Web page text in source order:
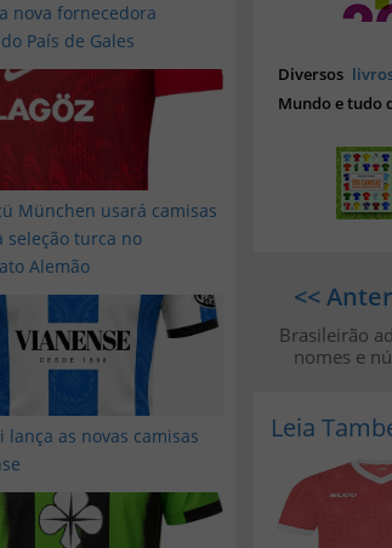
nova fornecedora
País de Gales
München usará camisas
seleção turca no
Alemão
lança as novas camisas
Diversos
Mundo e tudo
<<
Brasileirão
nomes e
Leia